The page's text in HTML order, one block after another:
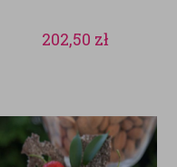
202,50 zł